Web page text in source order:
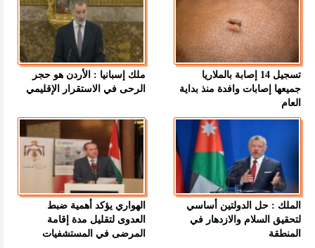
تسجيل 14 إصابة بالملاريا
جميعها إصابات وافدة منذ بداية
العام
ملك إسبانيا : الأردن هو حجر
الرحى في الاستقرار الإقليمي
الملك : حل الدولتين أساسي
لتحقيق السلام والازدهار في
المنطقة
الهواري يؤكد أهمية ضبط
العدوى لتقليل مدة إقامة
المرضى في المستشفيات